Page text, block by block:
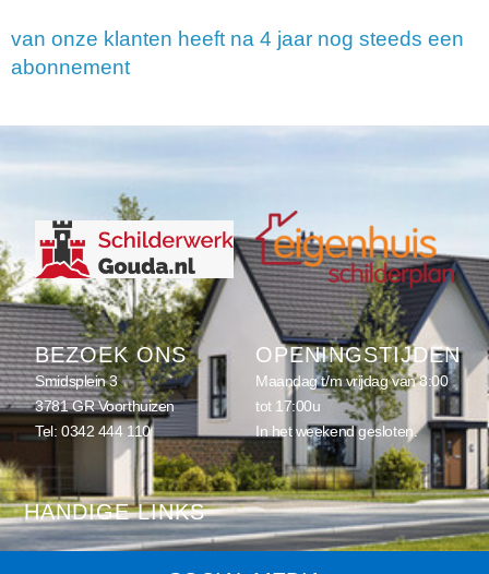
van onze klanten heeft na 4 jaar nog steeds een
abonnement
BEZOEK ONS
Smidsplein 3
3781 GR Voorthuizen
Tel:0342 444 110
OPENINGSTIJDEN
Maandag t/m vrijdag van 8:00
tot 17:00u
In het weekend gesloten.
HANDIGE LINKS